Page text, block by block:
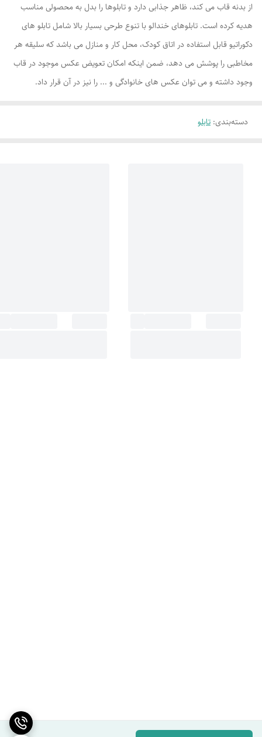
از بدنه قاب می کند، ظاهر جذابی دارد و تابلوها را بدل به محصولی مناسب
هدیه کرده است. تابلوهای خندالو با تنوع طرحی بسیار بالا شامل تابلو های
دکوراتیو قابل استفاده در اتاق کودک، محل کار و منازل می باشد که سلیقه هر
مخاطبی را پوشش می دهد، ضمن اینکه امکان تعویض عکس موجود در قاب
وجود داشته و می توان عکس های خانوادگی و ... را نیز در آن قرار داد.
دسته‌بندی: تابلو